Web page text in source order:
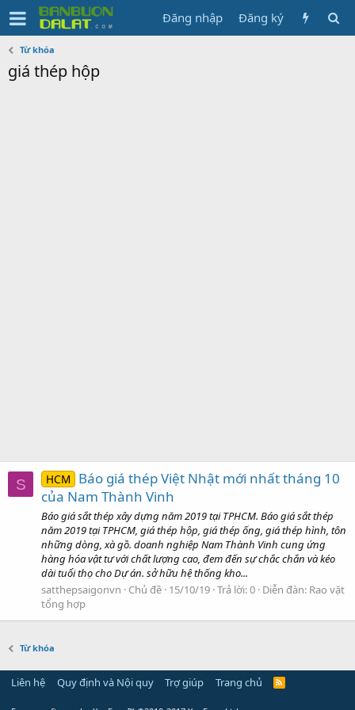
Đăng nhập Đăng ký
Từ khóa
giá thép hộp
S HCM
Báo giá thép Việt Nhật mới nhất tháng 10
của Nam Thành Vinh
Báo giá sắt thép xây dựng năm 2019 tại TPHCM. Báo giá sắt thép
năm 2019 tại TPHCM, giá thép hộp, giá thép ống, giá thép hình, tôn
những dòng, xà gồ. doanh nghiệp Nam Thành Vinh cung ứng
hàng hóa vật tư với chất lượng cao, đem đến sự chắc chắn và kéo
dài tuổi thọ cho Dự án. sở hữu hệ thống kho...
satthepsaigonvn
Chủ đề 15/10/19 Trả lời: 0 Diễn đàn: Rao vặt
tổng hợp
Từ khóa
Liên hệ Quy định và Nội quy Trợ giúp Trang chủ